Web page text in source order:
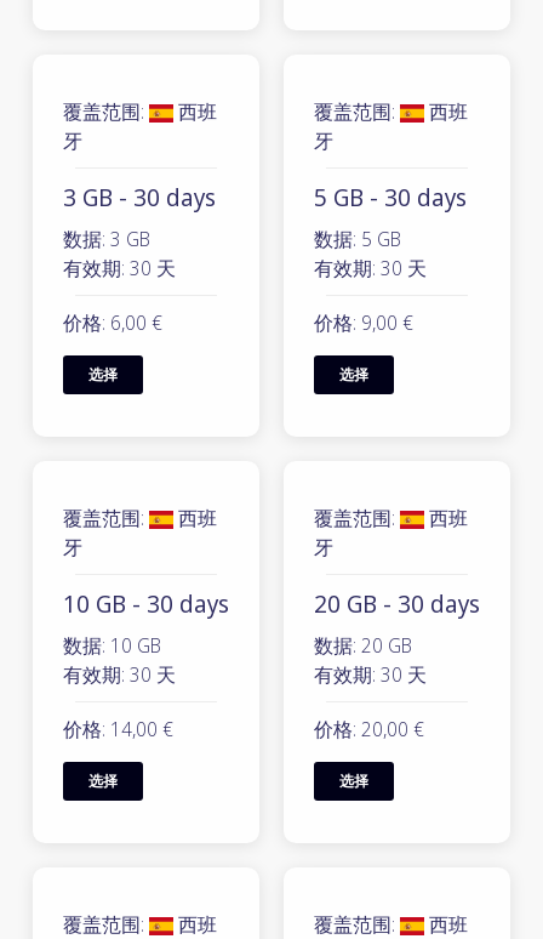
覆盖范围:
西班
牙
3 GB - 30 days
数据: 3 GB
有效期: 30 天
价格: 6,00 €
选择
覆盖范围:
西班
牙
5 GB - 30 days
数据: 5 GB
有效期: 30 天
价格: 9,00 €
选择
覆盖范围:
西班
牙
10 GB - 30 days
数据: 10 GB
有效期: 30 天
价格: 14,00 €
选择
覆盖范围:
西班
牙
20 GB - 30 days
数据: 20 GB
有效期: 30 天
价格: 20,00 €
选择
覆盖范围:
西班
覆盖范围:
西班